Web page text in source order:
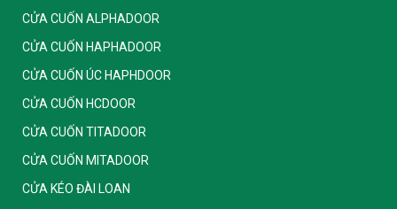
CỬA CUỐN ALPHADOOR
CỬA CUỐN HAPHADOOR
CỬA CUỐN ÚC HAPHDOOR
CỬA CUỐN HCDOOR
CỬA CUỐN TITADOOR
CỬA CUỐN MITADOOR
CỬA KÉO ĐÀI LOAN